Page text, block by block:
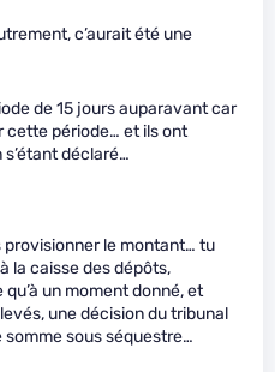
c’aurait été une
de 15 jours auparavant car
cette période… et ils ont
déclaré…
provisionner le montant… tu
la caisse des dépôts,
un moment donné, et
une décision du tribunal
somme sous séquestre…